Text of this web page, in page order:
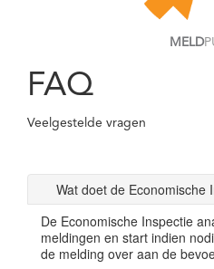
MELD
FAQ
Veelgestelde vragen
Wat doet de Economische
De Economische Inspectie
meldingen en start indien
de melding over aan de